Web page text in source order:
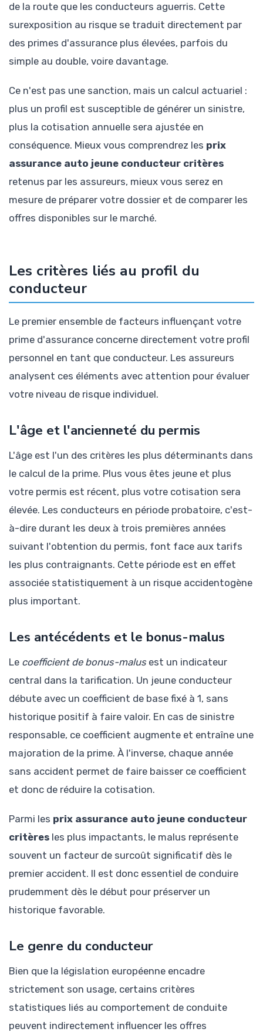
de la route que les conducteurs aguerris. Cette
surexposition au risque se traduit directement par
des primes d'assurance plus élevées, parfois du
simple au double, voire davantage.
Ce n'est pas une sanction, mais un calcul actuariel :
plus un profil est susceptible de générer un sinistre,
plus la cotisation annuelle sera ajustée en
conséquence. Mieux vous comprendrez les prix
assurance auto jeune conducteur critères
retenus par les assureurs, mieux vous serez en
mesure de préparer votre dossier et de comparer les
offres disponibles sur le marché.
Les critères liés au profil du
conducteur
Le premier ensemble de facteurs influençant votre
prime d'assurance concerne directement votre profil
personnel en tant que conducteur. Les assureurs
analysent ces éléments avec attention pour évaluer
votre niveau de risque individuel.
L'âge et l'ancienneté du permis
L'âge est l'un des critères les plus déterminants dans
le calcul de la prime. Plus vous êtes jeune et plus
votre permis est récent, plus votre cotisation sera
élevée. Les conducteurs en période probatoire, c'est-
à-dire durant les deux à trois premières années
suivant l'obtention du permis, font face aux tarifs
les plus contraignants. Cette période est en effet
associée statistiquement à un risque accidentogène
plus important.
Les antécédents et le bonus-malus
Le coefficient de bonus-malusest un indicateur
central dans la tarification. Un jeune conducteur
débute avec un coefficient de base fixé à 1, sans
historique positif à faire valoir. En cas de sinistre
responsable, ce coefficient augmente et entraîne une
majoration de la prime. À l'inverse, chaque année
sans accident permet de faire baisser ce coefficient
et donc de réduire la cotisation.
Parmi les prix assurance auto jeune conducteur
critères les plus impactants, le malus représente
souvent un facteur de surcoût significatif dès le
premier accident. Il est donc essentiel de conduire
prudemment dès le début pour préserver un
historique favorable.
Le genre du conducteur
Bien que la législation européenne encadre
strictement son usage, certains critères
statistiques liés au comportement de conduite
peuvent indirectement influencer les offres